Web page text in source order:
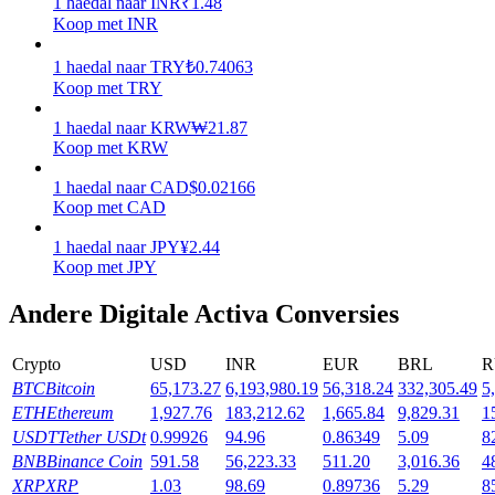
Verdienen
Macht varkentje
Verdien dagelijks competitieve beloningen
Koop met INR
1 haedal naar TRY₺0.74063
Koop met TRY
1 haedal naar KRW₩21.87
Koop met KRW
1 haedal naar CAD$0.02166
Koop met CAD
1 haedal naar JPY¥2.44
Koop met JPY
Andere Digitale Activa Conversies
Crypto USD INR EUR BRL
BTCBitcoin 65,173.27 6,193,980.19 56,318.24 332,305.49
ETHEthereum 1,927.76 183,212.62 1,665.84 9,829.31
USDTTether USDt 0.99926 94.96 0.86349 5.09
BNBBinance Coin 591.58 56,223.33 511.20 3,016.36
XRPXRP 1.03 98.69 0.89736 5.29